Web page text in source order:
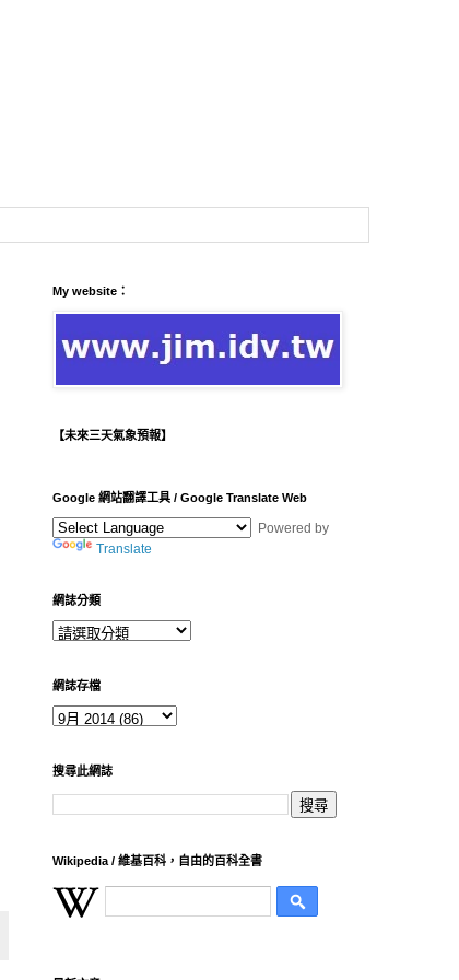
My website：
【未來三天氣象預報】
Google 網站翻譯工具 / Google Translate Web
Powered by
Translate
網誌分類
網誌存檔
搜尋此網誌
Wikipedia / 維基百科，自由的百科全書